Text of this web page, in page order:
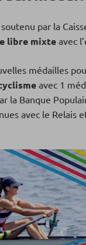
soutenu par la
libre mixte avec
médailles
avec 1
la Banque
avec le Relais